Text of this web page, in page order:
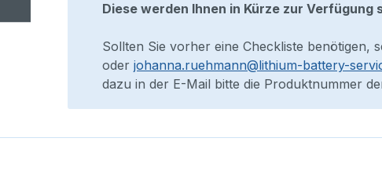
Diese werden Ihnen in Kürze zur Verfügung
Sollten Sie vorher eine Checkliste benötigen,
oder johanna.ruehmann@lithium-battery-
dazu in der E-Mail bitte die Produktnummer